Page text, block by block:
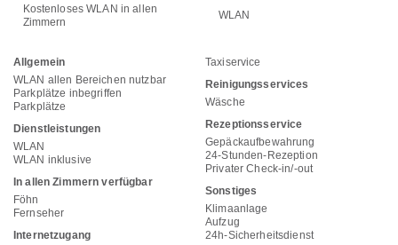
Kostenloses WLAN in allen
Zimmern
WLAN
Allgemein
WLAN allen Bereichen nutzbar
Parkplätze inbegriffen
Parkplätze
Dienstleistungen
WLAN
WLAN inklusive
In allen Zimmern verfügbar
Föhn
Fernseher
Internetzugang
Taxiservice
Reinigungsservices
Wäsche
Rezeptionsservice
Gepäckaufbewahrung
24-Stunden-Rezeption
Privater Check-in/-out
Sonstiges
Klimaanlage
Aufzug
24h-Sicherheitsdienst